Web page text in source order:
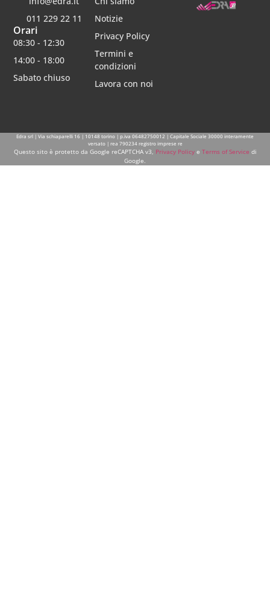
Notizie
Privacy Policy
Termini e
condizioni
Lavora con noi
011 229 22 11
Orari
08:30 - 12:30
14:00 - 18:00
Sabato chiuso
Edra srl | Via schiaparelli 16 | 10148 torino | p.iva 06482750012 | Capitale Sociale 30000 interamente
versato | rea 790234 registro imprese re
Questo sito è protetto da Google reCAPTCHA v3, Privacy Policye Terms of Service di
Google.